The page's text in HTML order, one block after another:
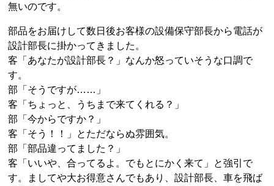
無いのです。
部品をお届けして数日後お客様の設備保守部長から電話が
設計部長に掛かってきました。
客「あなたが設計部長？」なんか怒っていそうな口調で
す。
部「そうですが……」
客「ちょっと、うちまで来てくれる？」
部「今からですか？」
客「そう！！」とただならぬ雰囲気。
部「部品違ってました？」
客「いいや、合ってるよ。でもとにかく来て」と強引で
す。ましてや大お得意さんでもあり、設計部長、車を飛ば